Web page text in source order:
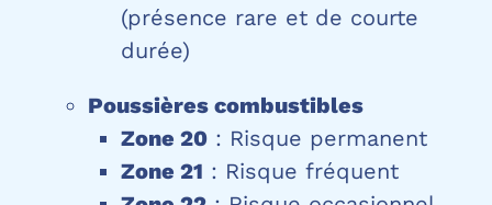
(présence rare et de courte
durée)
Poussières combustibles
Zone 20 : Risque permanent
Zone 21 : Risque fréquent